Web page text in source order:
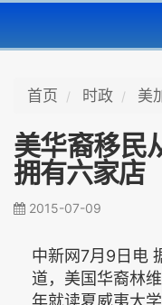
首页 时政 美
美华裔移民
拥有六家店
2015-07-09
中新网7月9日电
道，美国华裔林
年就读夏威夷大